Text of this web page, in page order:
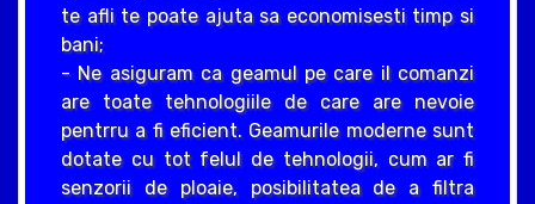
te afli te poate ajuta sa economisesti timp si
bani;
- Ne asiguram ca geamul pe care il comanzi
are toate tehnologiile de care are nevoie
pentrru a fi eficient. Geamurile moderne sunt
dotate cu tot felul de tehnologii, cum ar fi
senzorii de ploaie, posibilitatea de a filtra